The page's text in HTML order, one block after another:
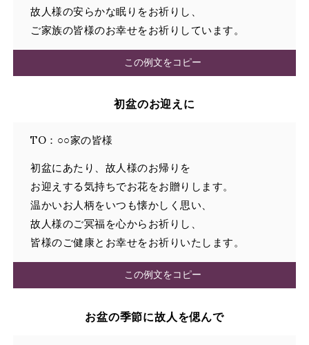
故人様の安らかな眠りをお祈りし、
ご家族の皆様のお幸せをお祈りしています。
この例文をコピー
初盆のお迎えに
TO：○○家の皆様
初盆にあたり、故人様のお帰りを
お迎えする気持ちでお花をお贈りします。
温かいお人柄をいつも懐かしく思い、
故人様のご冥福を心からお祈りし、
皆様のご健康とお幸せをお祈りいたします。
この例文をコピー
お盆の季節に故人を偲んで